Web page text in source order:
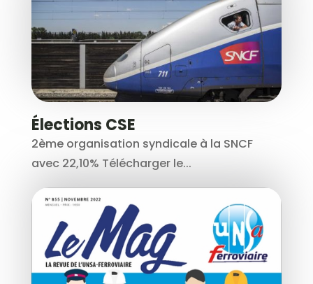
Élections CSE
2ème organisation syndicale à la SNCF
avec 22,10% Télécharger le...